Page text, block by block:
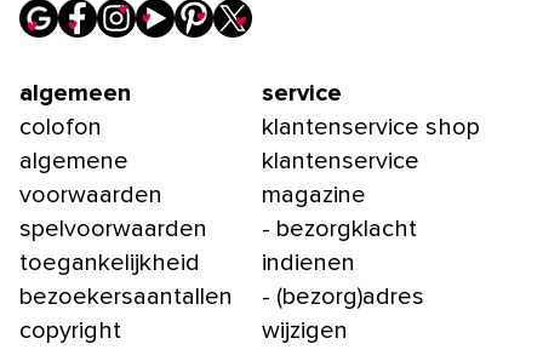
algemeen
colofon
algemene
voorwaarden
spelvoorwaarden
toegankelijkheid
bezoekersaantallen
copyright
service
klantenservice shop
klantenservice
magazine
- bezorgklacht
indienen
- (bezorg)adres
wijzigen